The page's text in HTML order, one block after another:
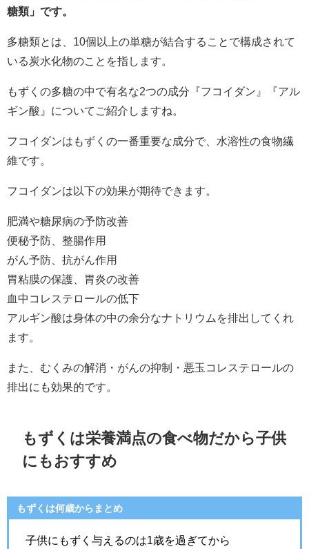
糖類」です。
多糖類とは、10個以上の単糖が結合することで構成されて
いる炭水化物のことを指します。
もずくの多糖の中で有名な2つの成分『フコイダン』『アル
ギン酸』についてご紹介しますね。
フコイダンはもずくの一番重要な成分で、水溶性の食物繊
維です。
フコイダンは以下の効果が期待できます。
肥満や糖尿病の予防改善
便秘予防、整腸作用
がん予防、抗がん作用
胃粘膜の保護、胃炎の改善
血中コレステロールの低下
アルギン酸は身体の中の余分なナトリウムを排出してくれ
ます。
また、むくみの解消・がんの抑制・悪玉コレステロールの
排出にも効果的です。
もずくは栄養満点の食べ物だから子供
にもおすすめ
もずくは何歳からまとめ
子供にもずく与えるのは1歳を過ぎてから